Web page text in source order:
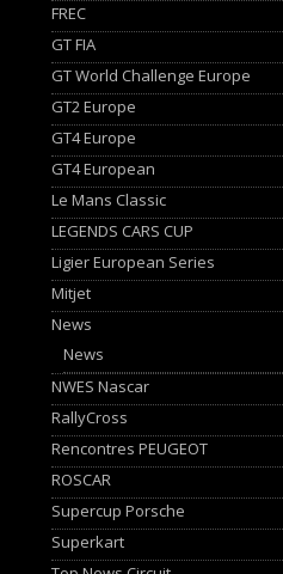
FREC
GT FIA
GT World Challenge Europe
GT2 Europe
GT4 Europe
GT4 European
Le Mans Classic
LEGENDS CARS CUP
Ligier European Series
Mitjet
News
News
NWES Nascar
RallyCross
Rencontres PEUGEOT
ROSCAR
Supercup Porsche
Superkart